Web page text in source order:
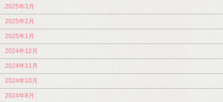
2025年3月
2025年2月
2025年1月
2024年12月
2024年11月
2024年10月
2024年8月